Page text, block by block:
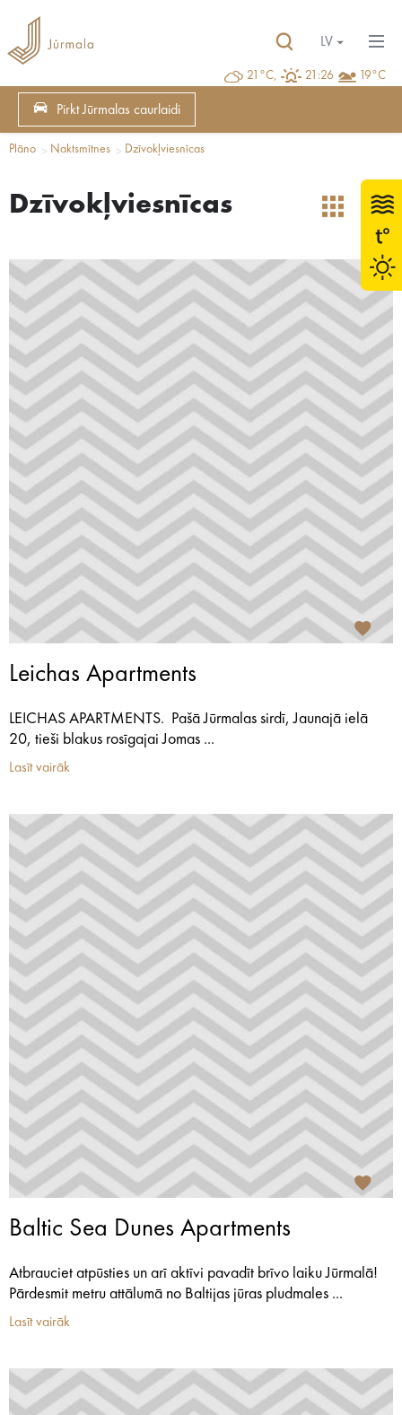
21°C, 21:26 19°C
LV
Pirkt Jūrmalas caurlaidi
Plāno Naktsmītnes Dzīvokļviesnīcas
Dzīvokļviesnīcas
Leichas Apartments
LEICHAS APARTMENTS. Pašā Jūrmalas sirdī, Jaunajā ielā
20, tieši blakus rosīgajai Jomas ...
Lasīt vairāk
Baltic Sea Dunes Apartments
Atbrauciet atpūsties un arī aktīvi pavadīt brīvo laiku Jūrmalā!
Pārdesmit metru attālumā no Baltijas jūras pludmales ...
Lasīt vairāk